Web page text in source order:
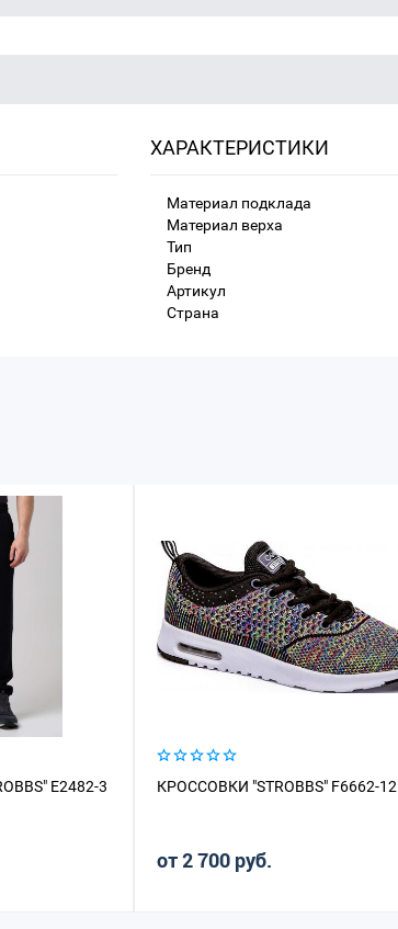
ХАРАКТЕРИСТИКИ
Материал подклада
Материал верха
Тип
Бренд
Артикул
Страна
E2482-3 КРОССОВКИ "STROBBS" F6662-12
от 2 700 руб.